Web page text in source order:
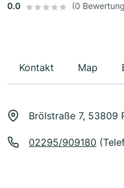
0.0 (0
Kontakt Map
Brölstraße 7, 53809
02295/909180